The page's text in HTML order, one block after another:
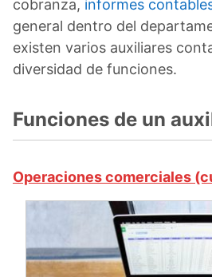
cobranza, informes
general dentro del
existen varios auxiliares
diversidad de funciones.
Funciones de un
Operaciones comerciales